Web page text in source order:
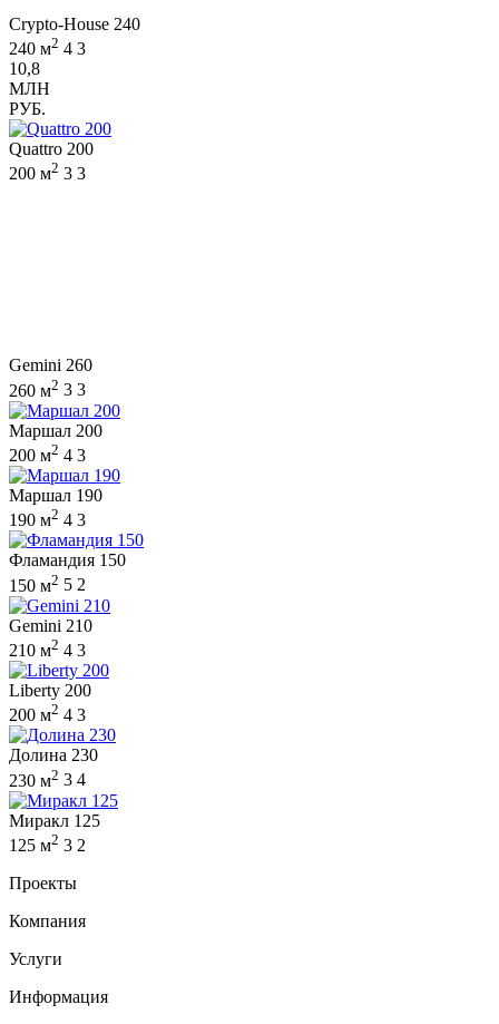
Crypto-House 240
240 м2 4 3
10,8
МЛН
РУБ.
Quattro 200
200 м2 3 3
Gemini 260
260 м2 3 3
Маршал 200
200 м2 4 3
Маршал 190
190 м2 4 3
Фламандия 150
150 м2 5 2
Gemini 210
210 м2 4 3
Liberty 200
200 м2 4 3
Долина 230
230 м2 3 4
Миракл 125
125 м2 3 2
Проекты
Компания
Услуги
Информация